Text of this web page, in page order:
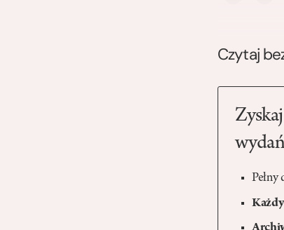
Czytaj
Zyskaj
Pełny